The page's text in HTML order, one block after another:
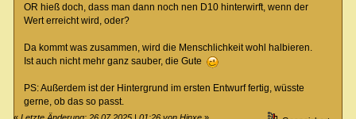
OR hieß doch, dass man dann noch nen D10 hinterwirft, wenn der
Wert erreicht wird, oder?
Da kommt was zusammen, wird die Menschlichkeit wohl halbieren.
Ist auch nicht mehr ganz sauber, die Gute
PS: Außerdem ist der Hintergrund im ersten Entwurf fertig, wüsste
gerne, ob das so passt.